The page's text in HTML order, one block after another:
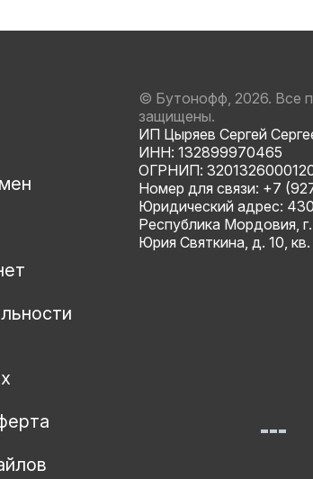
© Бутонофф, 2026. Все
защищены.
ИП Цыряев Сергей
ИНН: 132899970465
ОГРНИП:
Номер для связи: +7
Юридический адрес:
Республика Мордовия,
Юрия Святкина, д. 10,